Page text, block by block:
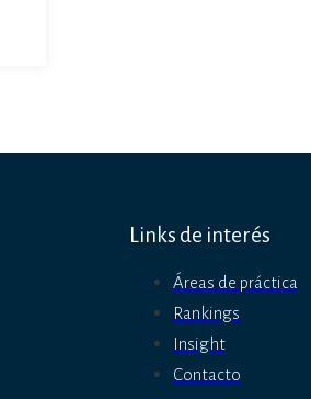
Links de interés
Áreas de práctica
Rankings
Insight
Contacto